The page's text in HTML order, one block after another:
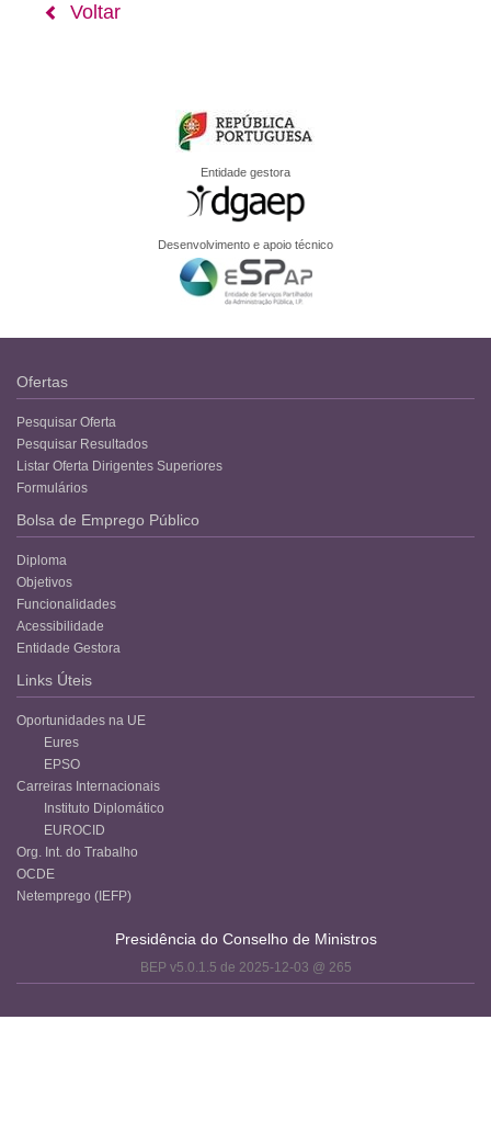
Voltar
Entidade gestora
Desenvolvimento e apoio técnico
Ofertas
Pesquisar Oferta
Pesquisar Resultados
Listar Oferta Dirigentes Superiores
Formulários
Bolsa de Emprego Público
Diploma
Objetivos
Funcionalidades
Acessibilidade
Entidade Gestora
Links Úteis
Oportunidades na UE
Eures
EPSO
Carreiras Internacionais
Instituto Diplomático
EUROCID
Org. Int. do Trabalho
OCDE
Netemprego (IEFP)
Presidência do Conselho de Ministros
BEP v5.0.1.5 de 2025-12-03 @ 265